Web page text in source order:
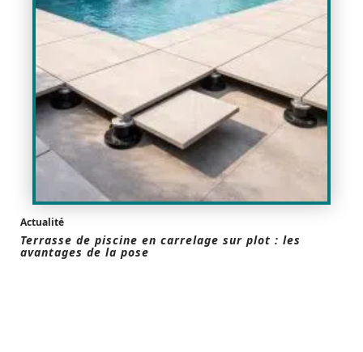
Actualité
Terrasse de piscine en carrelage sur plot : les
avantages de la pose